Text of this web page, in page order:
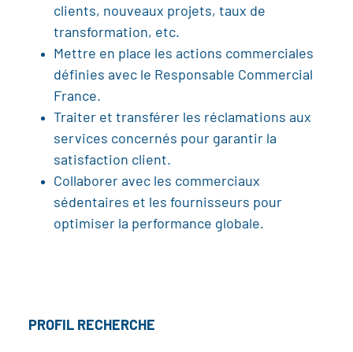
clients, nouveaux projets, taux de
transformation, etc.
Mettre en place les actions commerciales
définies avec le Responsable Commercial
France.
Traiter et transférer les réclamations aux
services concernés pour garantir la
satisfaction client.
Collaborer avec les commerciaux
sédentaires et les fournisseurs pour
optimiser la performance globale.
PROFIL RECHERCHE